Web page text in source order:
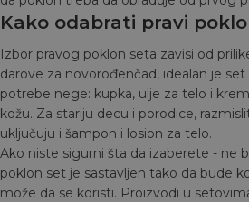
Kako odabrati pravi
Izbor pravog poklon seta zavisi od
darove za novorođenčad, idealan je
potrebe nege: kupka, ulje za telo i
kožu. Za stariju decu i porodice,
uključuju i šampon i losion za telo.
Ako niste sigurni šta da izaberete - ne
poklon set je sastavljen tako da bude
može da se koristi. Proizvodi u